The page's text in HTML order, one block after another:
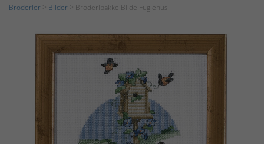
Broderier Bilder > Broderipakke Bilde Fuglehus